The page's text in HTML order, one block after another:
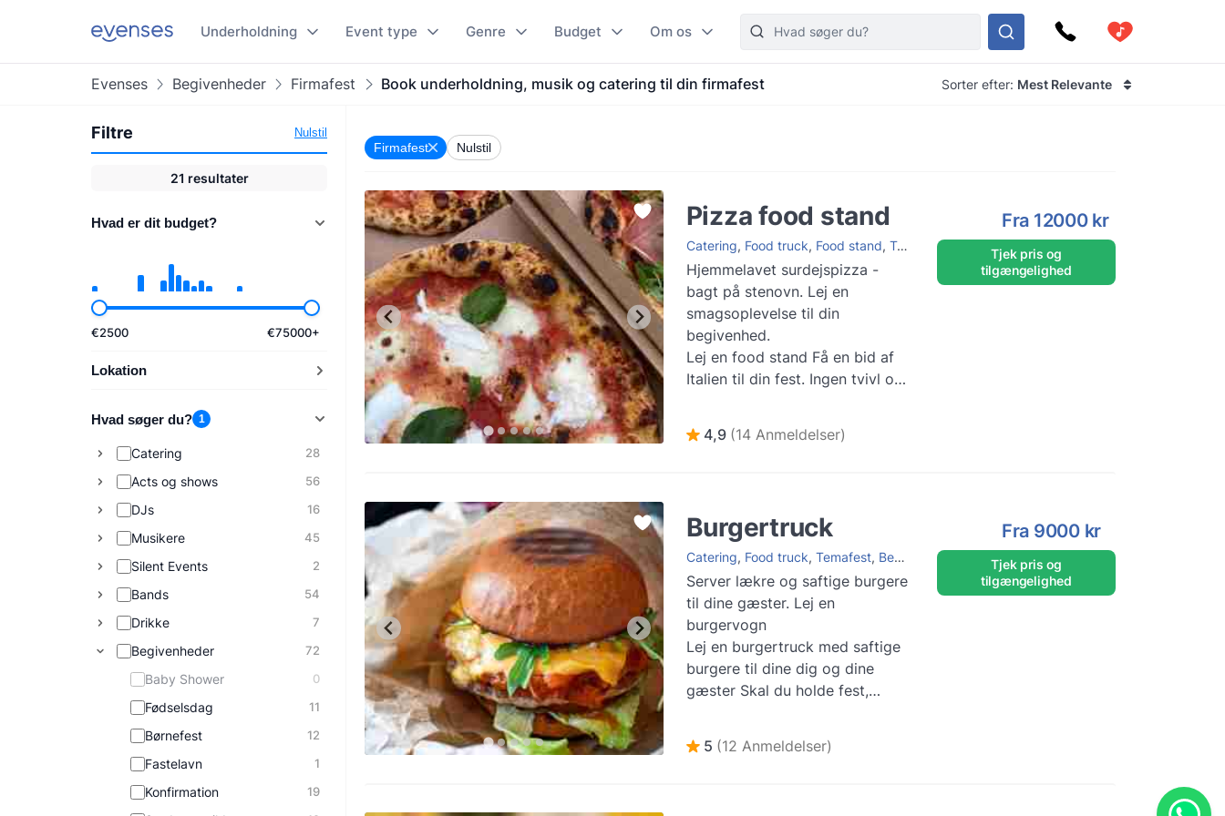
Underholdning Event type Genre Budget Om os
Evenses Begivenheder Firmafest Book underholdning, musik og catering til din firmafest Sorter efter: Mest Relevante
Filtre Nulstil
21 resultater
Hvad er dit budget?
€2500 €75000+
Lokation
Hvad søger du? 1
Catering 28
Acts og shows 56
DJs 16
Musikere 45
Silent Events 2
Bands 54
Drikke 7
Begivenheder 72
Baby Shower 0
Fødselsdag 11
Børnefest 12
Fastelavn 1
Konfirmation 19
Firmafest Nulstil
Pizza food stand
Catering, Food truck, Food stand, Temafest Studentergilde ,Julefrokost
Hjemmelavet surdejspizza -
bagt på stenovn. Lej en
smagsoplevelse til din
begivenhed.
Lej en food stand Få en bid af
Italien til din fest. Ingen tvivl om
Mere information
4,9 (14 Anmeldelser)
Fra 12000 kr
Tjek pris og
tilgængelighed
Burgertruck
Catering, Food truck, Temafest, Begivenheder Studentergilde Firmafest
Server lækre og saftige burgere
til dine gæster. Lej en
burgervogn
Lej en burgertruck med saftige
burgere til dine dig og dine
gæster Skal du holde fest,
5 (12 Anmeldelser)
Fra 9000 kr
Tjek pris og
tilgængelighed